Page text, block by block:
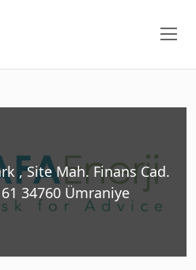
, Site Mah. Finans Cad.
34760 Ümraniye